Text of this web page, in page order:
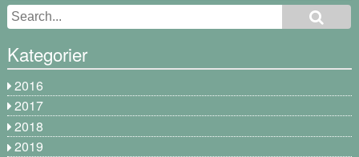
Kategorier
2016
2017
2018
2019